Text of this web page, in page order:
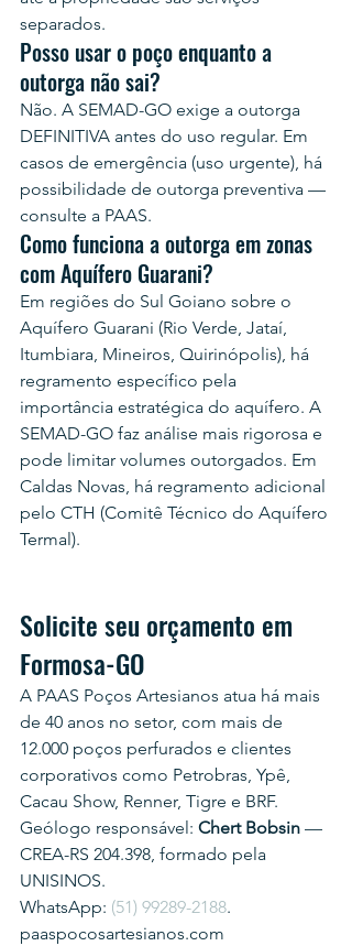
separados.
Posso usar o poço enquanto a
outorga não sai?
Não. A SEMAD-GO exige a outorga
DEFINITIVA antes do uso regular. Em
casos de emergência (uso urgente), há
possibilidade de outorga preventiva —
consulte a PAAS.
Como funciona a outorga em zonas
com Aquífero Guarani?
Em regiões do Sul Goiano sobre o
Aquífero Guarani (Rio Verde, Jataí,
Itumbiara, Mineiros, Quirinópolis), há
regramento específico pela
importância estratégica do aquífero. A
SEMAD-GO faz análise mais rigorosa e
pode limitar volumes outorgados. Em
Caldas Novas, há regramento adicional
pelo CTH (Comitê Técnico do Aquífero
Termal).
Solicite seu orçamento em
Formosa-GO
A PAAS Poços Artesianos atua há mais
de 40 anos no setor, com mais de
12.000 poços perfurados e clientes
corporativos como Petrobras, Ypê,
Cacau Show, Renner, Tigre e BRF.
Geólogo responsável: Chert Bobsin —
CREA-RS 204.398, formado pela
UNISINOS.
WhatsApp: (51) 99289-2188.
paaspocosartesianos.com